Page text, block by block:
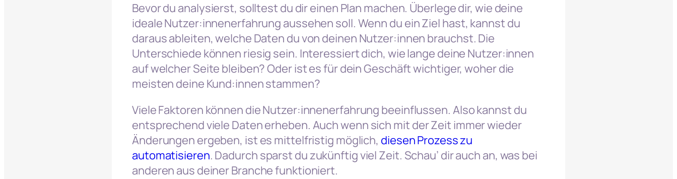
Bevor du analysierst, solltest du dir einen Plan machen. Überlege dir, wie deine
ideale Nutzer:innenerfahrung aussehen soll. Wenn du ein Ziel hast, kannst du
daraus ableiten, welche Daten du von deinen Nutzer:innen brauchst. Die
Unterschiede können riesig sein. Interessiert dich, wie lange deine Nutzer:innen
auf welcher Seite bleiben? Oder ist es für dein Geschäft wichtiger, woher die
meisten deine Kund:innen stammen?
Viele Faktoren können die Nutzer:innenerfahrung beeinflussen. Also kannst du
entsprechend viele Daten erheben. Auch wenn sich mit der Zeit immer wieder
Änderungen ergeben, ist es mittelfristig möglich, diesen Prozess zu
automatisieren. Dadurch sparst du zukünftig viel Zeit. Schau’ dir auch an, was bei
anderen aus deiner Branche funktioniert.